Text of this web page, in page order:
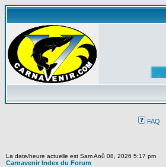
FAQ
La date/heure actuelle est Sam Aoû 08, 2026 5:17 pm
Carnavenir Index du Forum